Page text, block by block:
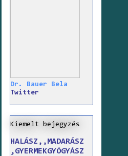
Dr. Bauer Bela
Twitter
Kiemelt bejegyzés
HALÁSZ,,MADARÁSZ
,GYERMEKGYÓGYÁSZ